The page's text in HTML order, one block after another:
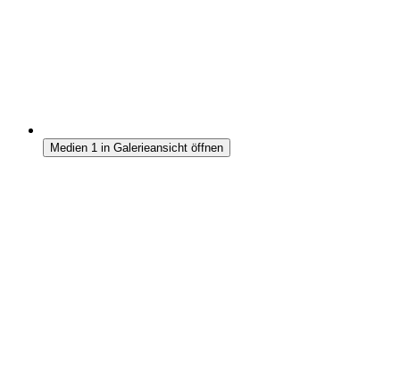
Medien 1 in Galerieansicht öffnen